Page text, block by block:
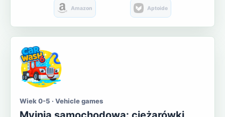
Amazon Aptoide
Wiek 0-5 · Vehicle games